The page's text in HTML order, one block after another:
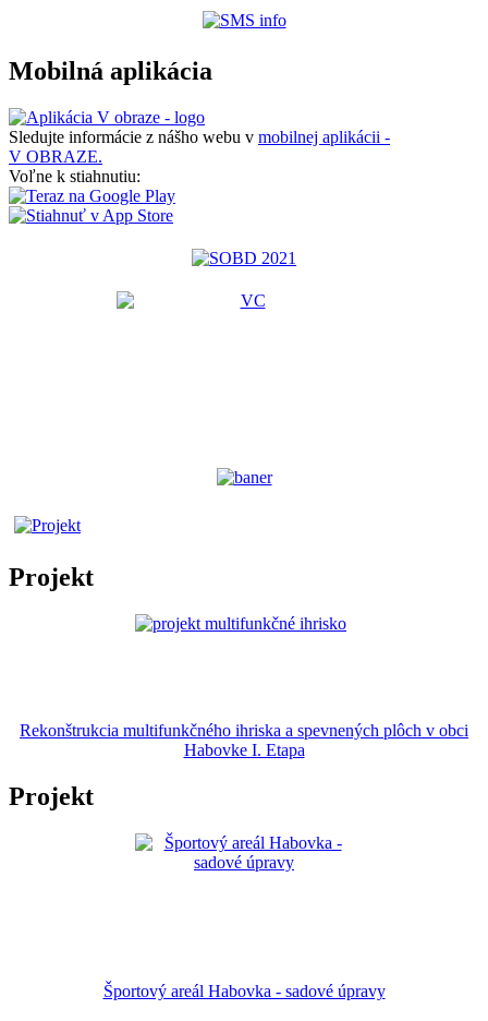
Mobilná aplikácia
Sledujte informácie z nášho webu v mobilnej aplikácii -
V OBRAZE.
Voľne k stiahnutiu:
Projekt
Rekonštrukcia multifunkčného ihriska a spevnených plôch v obci
Habovke I. Etapa
Projekt
Športový areál Habovka - sadové úpravy